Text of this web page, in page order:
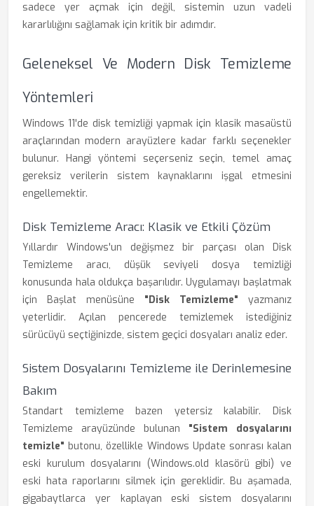
sadece yer açmak için değil, sistemin uzun vadeli
kararlılığını sağlamak için kritik bir adımdır.
Geleneksel Ve Modern Disk Temizleme
Yöntemleri
Windows 11'de disk temizliği yapmak için klasik masaüstü
araçlarından modern arayüzlere kadar farklı seçenekler
bulunur. Hangi yöntemi seçerseniz seçin, temel amaç
gereksiz verilerin sistem kaynaklarını işgal etmesini
engellemektir.
Disk Temizleme Aracı: Klasik ve Etkili Çözüm
Yıllardır Windows'un değişmez bir parçası olan Disk
Temizleme aracı, düşük seviyeli dosya temizliği
konusunda hala oldukça başarılıdır. Uygulamayı başlatmak
için Başlat menüsüne "Disk Temizleme" yazmanız
yeterlidir. Açılan pencerede temizlemek istediğiniz
sürücüyü seçtiğinizde, sistem geçici dosyaları analiz eder.
Sistem Dosyalarını Temizleme ile Derinlemesine
Bakım
Standart temizleme bazen yetersiz kalabilir. Disk
Temizleme arayüzünde bulunan "Sistem dosyalarını
temizle" butonu, özellikle Windows Update sonrası kalan
eski kurulum dosyalarını (Windows.old klasörü gibi) ve
eski hata raporlarını silmek için gereklidir. Bu aşamada,
gigabaytlarca yer kaplayan eski sistem dosyalarını